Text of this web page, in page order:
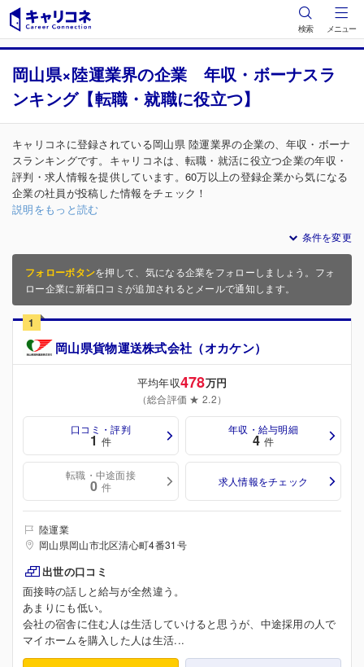
検索 メニュー
岡山県×陸運業界の企業 年収・ボーナスラ
ンキング【転職・就職に役立つ】
キャリコネに登録されている岡山県 陸運業界の企業の、年収・ボーナ
スランキングです。キャリコネは、転職・就活に役立つ企業の年収・
評判・求人情報を提供しています。60万以上の登録企業から気になる
企業の社員が投稿した情報をチェック！
説明をもっと読む
条件を変更
フォローボタンを押して、気になる企業をフォローしましょう。フォ
ロー企業に新着口コミが追加されるとメールで通知します。
1
岡山県貨物運送株式会社（オカケン）
平均年収478万円
（総合評価 ★ 2.2）
口コミ・評判
1 件
年収・給与明細
4 件
転職・中途面接
0 件 求人情報をチェック
陸運業
岡山県岡山市北区清心町4番31号
出世の口コミ
面接時の話しと給与が全然違う。
あまりにも低い。
会社の宿舎に住む人は生活していけると思うが、中途採用の人で
マイホームを購入した人は生活...